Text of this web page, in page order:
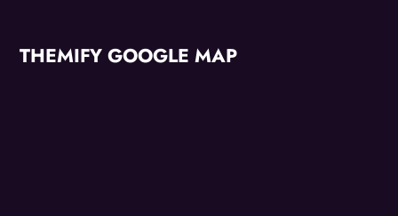
THEMIFY GOOGLE MAP